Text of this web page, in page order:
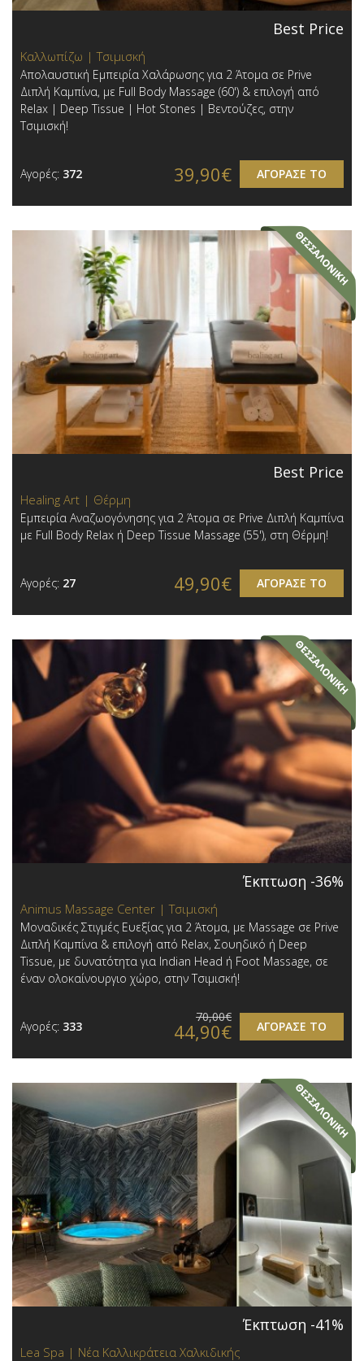
Best Price
Καλλωπίζω | Τσιμισκή
Απολαυστική Εμπειρία Χαλάρωσης για 2 Άτομα σε Prive
Διπλή Καμπίνα, με Full Body Massage (60') & επιλογή από
Relax | Deep Tissue | Hot Stones | Βεντούζες, στην
Τσιμισκή!
Αγορές: 372 ΑΓΟΡΑΣΕ ΤΟ
39,90€
Best Price
Healing Art | Θέρμη
Εμπειρία Αναζωογόνησης για 2 Άτομα σε Prive Διπλή Καμπίνα
με Full Body Relax ή Deep Tissue Massage (55'), στη Θέρμη!
Αγορές: 27 ΑΓΟΡΑΣΕ ΤΟ
49,90€
Έκπτωση -36%
Animus Massage Center | Τσιμισκή
Μοναδικές Στιγμές Ευεξίας για 2 Άτομα, με Massage σε Prive
Διπλή Καμπίνα & επιλογή από Relax, Σουηδικό ή Deep
Tissue, με δυνατότητα για Indian Head ή Foot Massage, σε
έναν ολοκαίνουργιο χώρο, στην Τσιμισκή!
Αγορές: 333 ΑΓΟΡΑΣΕ ΤΟ
70,00€
44,90€
Έκπτωση -41%
Lea Spa | Νέα Καλλικράτεια Χαλκιδικής